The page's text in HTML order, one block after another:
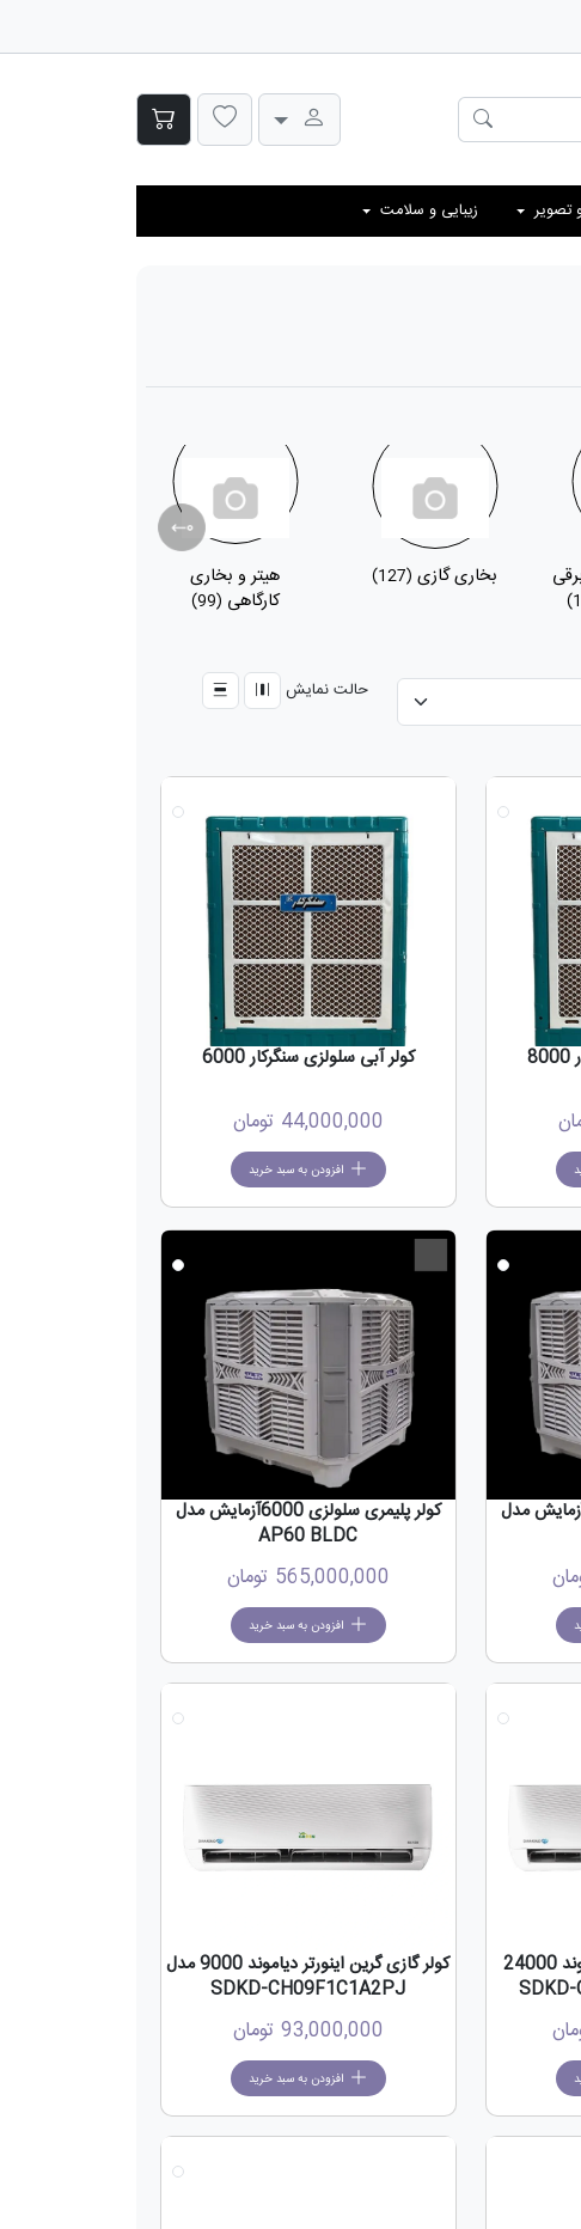
زیبایی و سلامت
بخاری گازی (127)
هیتر و بخاری
کارگاهی (99)
حالت نمایش
کولر آبی سلولزی سنگرکار 6000
44,000,000 تومان
افزودن به سبد خرید
پلیمری سلولزی 8000آزمایش مدل
کولر پلیمری سلولزی 6000آزمایش مدل
AP60 BLDC
565,000,000 تومان
افزودن به سبد خرید
کولر گازی گرین اینورتر دیاموند 24000
کولر گازی گرین اینورتر دیاموند 9000 مدل
SDKD-CH09F1C1A2PJ
93,000,000 تومان
افزودن به سبد خرید